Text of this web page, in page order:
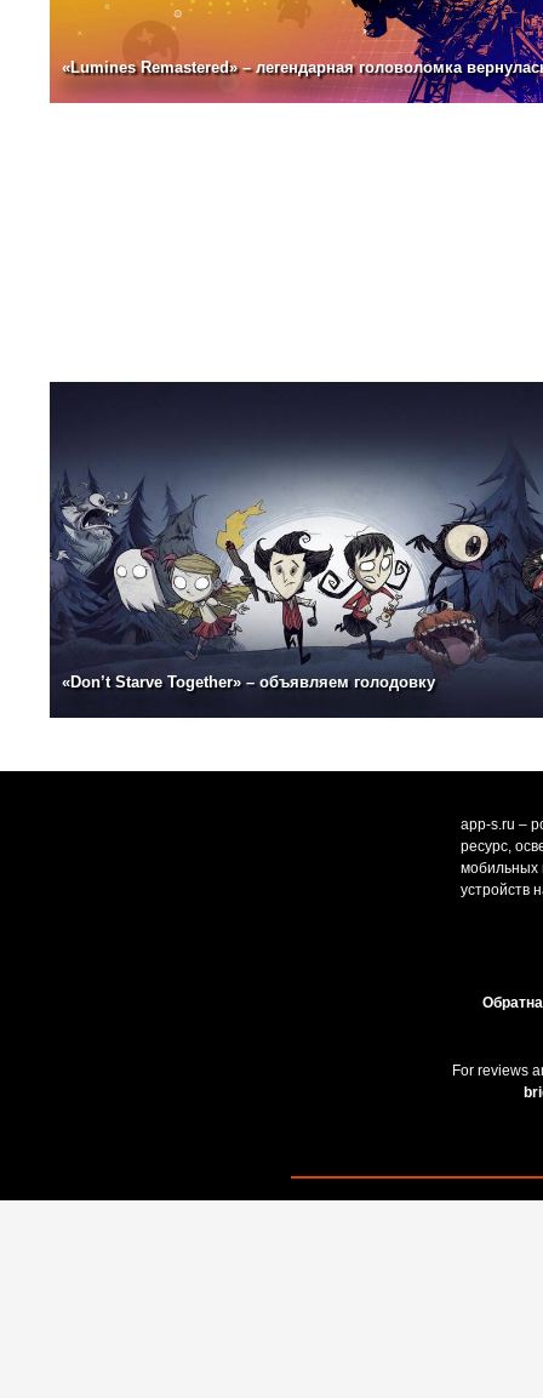
«Lumines Remastered» – легендарная головоломка
«Don’t Starve Together» – объявляем голодовку
app-s.ru –
ресурс,
мобильных
устройств
For reviews